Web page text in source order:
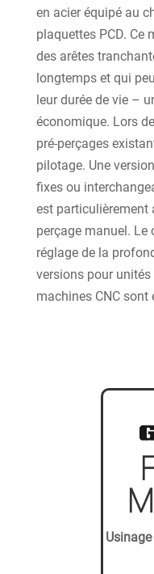
en acier équipé au
plaquettes PCD. Ce
des arêtes
longtemps et qui
leur durée de vie –
économique. Lors
pré-perçages
pilotage. Une
fixes ou
est particulièrement
perçage manuel. Le
réglage de la
versions pour unités
machines CNC